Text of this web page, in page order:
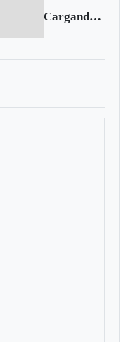
Cargando siguiente...